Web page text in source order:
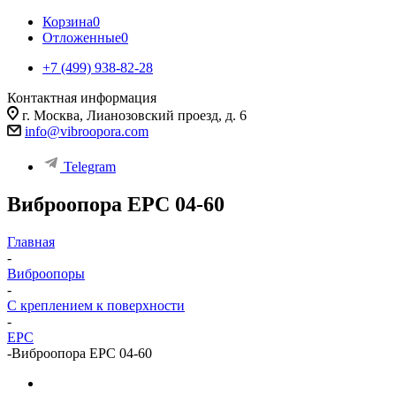
Корзина0
Отложенные0
+7 (499) 938-82-28
Контактная информация
г. Москва, Лианозовский проезд, д. 6
info@vibroopora.com
Telegram
Виброопора EPC 04-60
Главная
-
Виброопоры
-
С креплением к поверхности
-
EPC
-Виброопора EPC 04-60